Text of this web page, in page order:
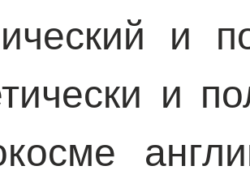
и
и